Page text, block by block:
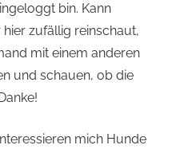
bin. Kann
zufällig reinschaut,
mit einem anderen
und schauen, ob die
mich Hunde